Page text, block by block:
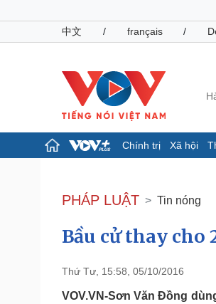
中文
/ français /
Chính trị Xã hội
Đảng
Tổ chức nhân sự
Quốc hội
Nhận diện sự thật
Pháp luật
PHÁP LUẬT Tin nóng
Bầu cử thay cho
Thứ Tư, 15:58, 05/10/2016
VOV.VN-Sơn Văn Đồng